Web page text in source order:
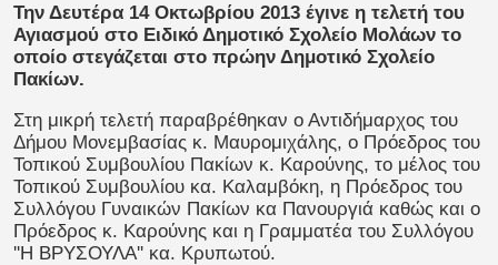
Την Δευτέρα 14 Οκτωβρίου 2013 έγινε η τελετή του
Αγιασμού στο Ειδικό Δημοτικό Σχολείο Μολάων το
οποίο στεγάζεται στο πρώην Δημοτικό Σχολείο
Πακίων.
Στη μικρή τελετή παραβρέθηκαν ο Αντιδήμαρχος του
Δήμου Μονεμβασίας κ. Μαυρομιχάλης, ο Πρόεδρος του
Τοπικού Συμβουλίου Πακίων κ. Καρούνης, το μέλος του
Τοπικού Συμβουλίου κα. Καλαμβόκη, η Πρόεδρος του
Συλλόγου Γυναικών Πακίων κα Πανουργιά καθώς και ο
Πρόεδρος κ. Καρούνης και η Γραμματέα του Συλλόγου
''Η ΒΡΥΣΟΥΛΑ'' κα. Κρυπωτού.